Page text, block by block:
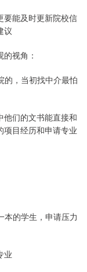
要能及时更新院校信
议
视角：
的，当初找中介最怕
他们的文书能直接和
项目经历和申请专业
本的学生，申请压力
业